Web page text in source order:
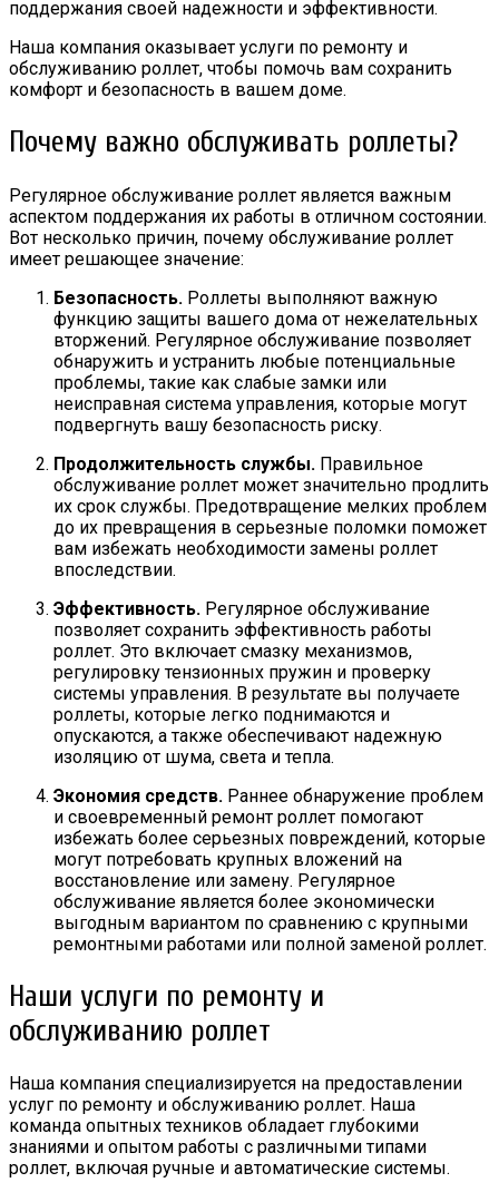
поддержания своей надежности и эффективности.
Наша компания оказывает услуги по ремонту и
обслуживанию роллет, чтобы помочь вам сохранить
комфорт и безопасность в вашем доме.
Почему важно обслуживать роллеты?
Регулярное обслуживание роллет является важным
аспектом поддержания их работы в отличном состоянии.
Вот несколько причин, почему обслуживание роллет
имеет решающее значение:
Безопасность. Роллеты выполняют важную
функцию защиты вашего дома от нежелательных
вторжений. Регулярное обслуживание позволяет
обнаружить и устранить любые потенциальные
проблемы, такие как слабые замки или
неисправная система управления, которые могут
подвергнуть вашу безопасность риску.
Продолжительность службы. Правильное
обслуживание роллет может значительно продлить
их срок службы. Предотвращение мелких проблем
до их превращения в серьезные поломки поможет
вам избежать необходимости замены роллет
впоследствии.
Эффективность. Регулярное обслуживание
позволяет сохранить эффективность работы
роллет. Это включает смазку механизмов,
регулировку тензионных пружин и проверку
системы управления. В результате вы получаете
роллеты, которые легко поднимаются и
опускаются, а также обеспечивают надежную
изоляцию от шума, света и тепла.
Экономия средств. Раннее обнаружение проблем
и своевременный ремонт роллет помогают
избежать более серьезных повреждений, которые
могут потребовать крупных вложений на
восстановление или замену. Регулярное
обслуживание является более экономически
выгодным вариантом по сравнению с крупными
ремонтными работами или полной заменой роллет.
Наши услуги по ремонту и
обслуживанию роллет
Наша компания специализируется на предоставлении
услуг по ремонту и обслуживанию роллет. Наша
команда опытных техников обладает глубокими
знаниями и опытом работы с различными типами
роллет, включая ручные и автоматические системы.